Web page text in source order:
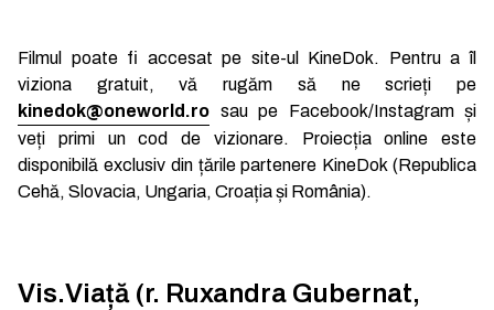
Filmul poate fi accesat pe site-ul KineDok. Pentru a îl
viziona gratuit, vă rugăm să ne scrieți pe
kinedok@oneworld.ro sau pe Facebook/Instagram și
veți primi un cod de vizionare. Proiecția online este
disponibilă exclusiv din țările partenere KineDok (Republica
Cehă, Slovacia, Ungaria, Croația și România).
Vis.Viață (r. Ruxandra Gubernat,